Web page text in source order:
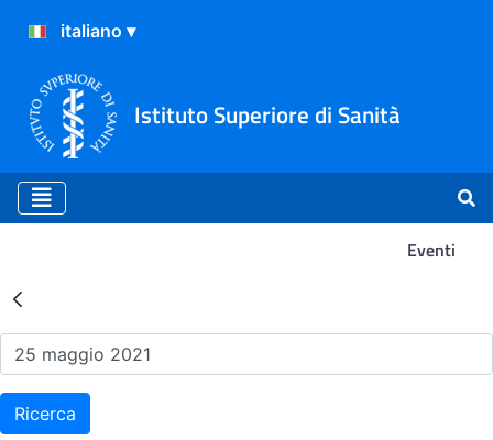
Istituto Superiore di Sanità
Eventi
Risultati della Ricerca -
Ricerca